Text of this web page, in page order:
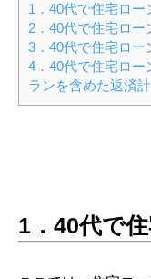
1．40代で住宅ロー
2．40代で住宅ロー
3．40代で住宅ロー
4．40代で住宅ロ
ランを含めた返済
1． 40代で